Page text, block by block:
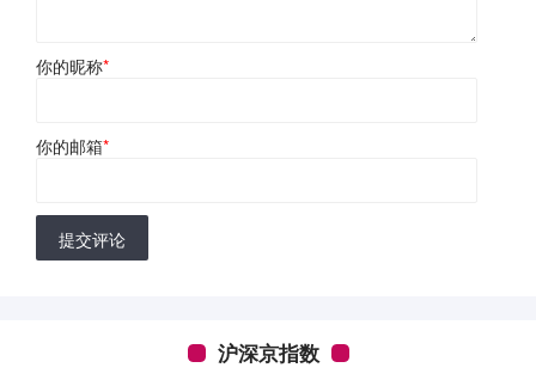
你的昵称*
你的邮箱*
提交评论
沪深京指数